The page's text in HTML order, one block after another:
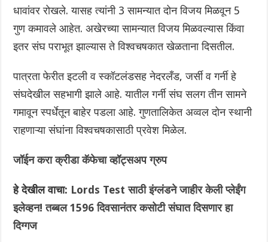
धावांवर रोखले. यासह त्यांनी 3 सामन्यात दोन विजय मिळवून 5
गुण कमावले आहेत. अखेरच्या सामन्यात विजय मिळवल्यास किंवा
इतर संघ पराभूत झाल्यास ते विश्वचषकात खेळताना दिसतील.
पात्रता फेरीत इटली व स्कॉटलंडसह नेदरलँड, जर्सी व गर्नी हे
संघदेखील सहभागी झाले आहे. यातील गर्नी संघ सलग तीन सामने
गमावून स्पर्धेतून बाहेर पडला आहे. गुणतालिकेत अव्वल दोन स्थानी
राहणाऱ्या संघांना विश्वचषकासाठी प्रवेश मिळेल.
जॉईन करा क्रीडा कॅफेचा व्हॉट्सअप ग्रुप
हे देखील वाचा: Lords Test साठी इंग्लंडने जाहीर केली प्लेईंग
इलेव्हन! तब्बल 1596 दिवसानंतर कसोटी संघात दिसणार हा
दिग्गज